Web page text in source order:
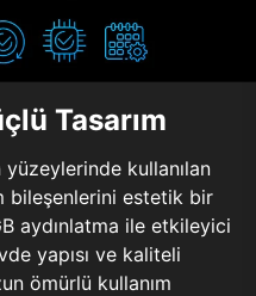
Tasarım
kullanılan
bileşenlerini estetik bir
aydınlatma ile etkileyici
yapısı ve kaliteli
ömürlü kullanım